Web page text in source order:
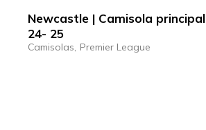
Newcastle | Camisola principal
24- 25
Camisolas Premier League